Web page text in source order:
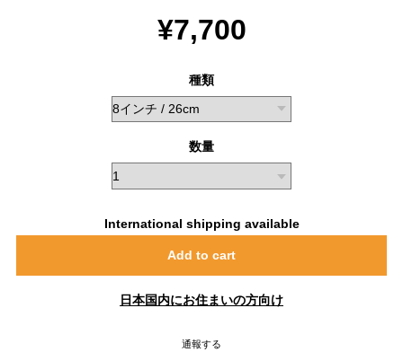
¥7,700
種類
数量
International shipping available
Add to cart
日本国内にお住まいの方向け
通報する